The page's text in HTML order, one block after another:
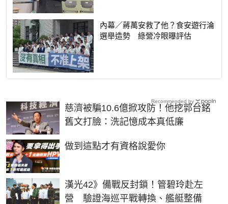
內幕／蔣萬安救了他？食安遊行淪
選舉造勢 綠營冷眼曝評估
慈濟被騙10.6億掀攻防！他挖郭台銘
舊文打臉：洗記憶成本真低廉
做到這點才有資格說愛你
PR
漢光42》備戰反封鎖！管碧玲赴左
營 驗證海巡平戰轉換、艦艇整備
Recommended by